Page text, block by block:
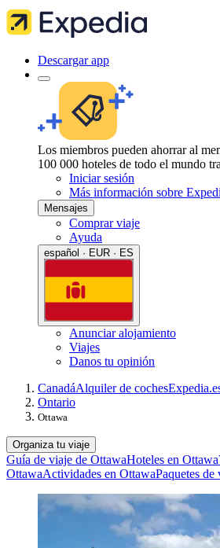
Descargar app
Los miembros pueden ahorrar al
100 000 hoteles de todo el mundo
Iniciar sesión
Más información sobre
Mensajes
Comprar viaje
Ayuda
español · EUR · ES
Anunciar alojamiento
Viajes
Danos tu opinión
CanadáAlquiler de coches
Ontario
Ottawa
Organiza tu viaje
Guía de viaje de OttawaHoteles en Ottawa
OttawaActividades en OttawaPaquetes de